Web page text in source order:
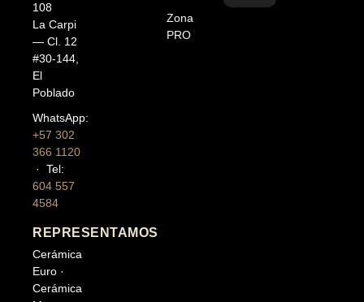
108
La Carpi
— Cl. 12
#30-144,
El
Poblado
WhatsApp:
+57 302
366 1120
· Tel:
604 557
4584
REPRESENTAMOS
Cerámica
Euro ·
Cerámica
Zona
PRO